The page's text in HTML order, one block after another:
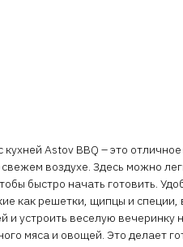
Astov BBQ – это
воздухе. Здесь можно
быстро начать готовить.
как решетки, щипцы и специи,
и устроить веселую вечеринку
мяса и овощей. Это делает